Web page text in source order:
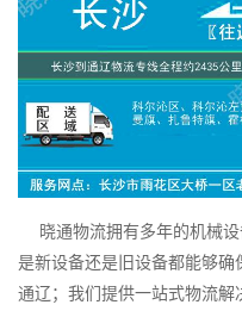
晓通物流拥有多年的机械设
是新设备还是旧设备都能够确
通辽；我们提供一站式物流